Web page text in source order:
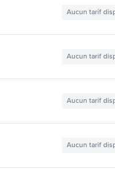
Aucun tarif
Aucun tarif
Aucun tarif
Aucun tarif